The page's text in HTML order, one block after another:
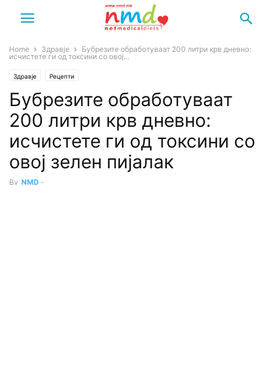
Home Здравје
Бубрезите обработуваат 200 литри крв дневно:
исчистете ги од токсини со овој...
Здравје Рецепти
Бубрезите обработуваат
200 литри крв дневно:
исчистете ги од токсини со
овој зелен пијалак
By NMD -